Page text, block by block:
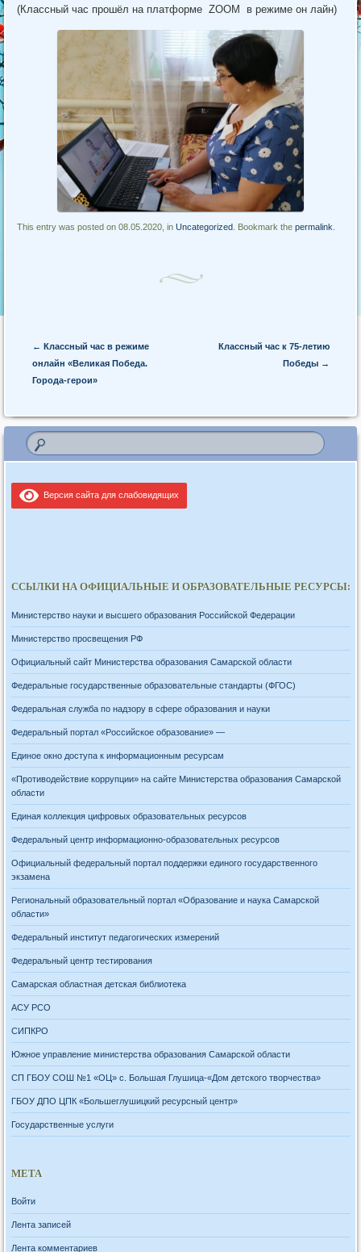
(Классный час прошёл на платформе ZOOM в режиме он лайн)
This entry was posted on 08.05.2020, inUncategorized . Bookmark thepermalink
Post navigation
← Классный час в режиме
онлайн «Великая Победа.
Города-герои»
Классный час к 75-летию
Победы →
Версия сайта для слабовидящих
ССЫЛКИ НА ОФИЦИАЛЬНЫЕ И ОБРАЗОВАТЕЛЬНЫЕ РЕСУРСЫ:
Министерство науки и высшего образования Российской Федерации
Министерство просвещения РФ
Официальный сайт Министерства образования Самарской области
Федеральные государственные образовательные стандарты (ФГОС)
Федеральная служба по надзору в сфере образования и науки
Федеральный портал «Российское образование» —
Единое окно доступа к информационным ресурсам
«Противодействие коррупции» на сайте Министерства образования Самарской
области
Единая коллекция цифровых образовательных ресурсов
Федеральный центр информационно-образовательных ресурсов
Официальный федеральный портал поддержки единого государственного
экзамена
Региональный образовательный портал «Образование и наука Самарской
области»
Федеральный институт педагогических измерений
Федеральный центр тестирования
Самарская областная детская библиотека
АСУ РСО
СИПКРО
Южное управление министерства образования Самарской области
СП ГБОУ СОШ №1 «ОЦ» с. Большая Глушица-«Дом детского творчества»
ГБОУ ДПО ЦПК «Большеглушицкий ресурсный центр»
Государственные услуги
МЕТА
Войти
Лента записей
Лента комментариев